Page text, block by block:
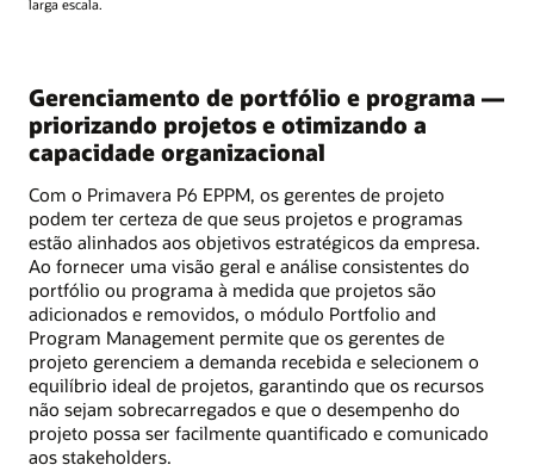
larga escala.
Gerenciamento de portfólio e programa —
priorizando projetos e otimizando a
capacidade organizacional
Com o Primavera P6 EPPM, os gerentes de projeto
podem ter certeza de que seus projetos e programas
estão alinhados aos objetivos estratégicos da empresa.
Ao fornecer uma visão geral e análise consistentes do
portfólio ou programa à medida que projetos são
adicionados e removidos, o módulo Portfolio and
Program Management permite que os gerentes de
projeto gerenciem a demanda recebida e selecionem o
equilíbrio ideal de projetos, garantindo que os recursos
não sejam sobrecarregados e que o desempenho do
projeto possa ser facilmente quantificado e comunicado
aos stakeholders.